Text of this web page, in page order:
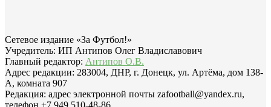
Сетевое издание «За Футбол!»
Учредитель: ИП Антипов Олег Владиславович
Главный редактор: Антипов О.В.
Адрес редакции: 283004, ДНР, г. Донецк, ул. Артёма, дом 138-
А, комната 907
Редакция: адрес электронной почты zafootball@yandex.ru,